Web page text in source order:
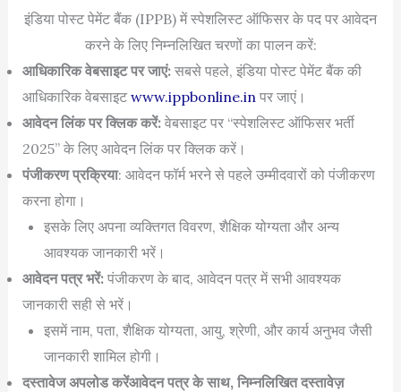
इंडिया पोस्ट पेमेंट बैंक (IPPB) में स्पेशलिस्ट ऑफिसर के पद पर आवेदन
करने के लिए निम्नलिखित चरणों का पालन करें:
आधिकारिक वेबसाइट पर जाएं: सबसे पहले, इंडिया पोस्ट पेमेंट बैंक की
आधिकारिक वेबसाइटwww.ippbonline.in पर जाएं।
आवेदन लिंक पर क्लिक करें:वेबसाइट पर “स्पेशलिस्ट ऑफिसर भर्ती
2025” के लिए आवेदन लिंक पर क्लिक करें।
पंजीकरण प्रक्रिया: आवेदन फॉर्म भरने से पहले उम्मीदवारों को पंजीकरण
करना होगा।
इसके लिए अपना व्यक्तिगत विवरण, शैक्षिक योग्यता और अन्य
आवश्यक जानकारी भरें।
आवेदन पत्र भरें:पंजीकरण के बाद, आवेदन पत्र में सभी आवश्यक
जानकारी सही से भरें।
इसमें नाम, पता, शैक्षिक योग्यता, आयु, श्रेणी, और कार्य अनुभव जैसी
जानकारी शामिल होगी।
दस्तावेज अपलोड करेंआवेदन पत्र के साथ, निम्नलिखित दस्तावेज़